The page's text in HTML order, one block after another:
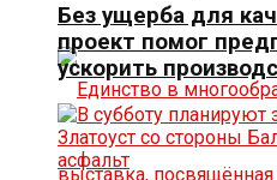
Без ущерба для
проект помог
ускорить